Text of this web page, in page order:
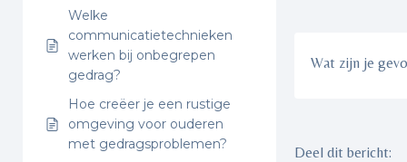
Welke
communicatietechnieken
werken bij onbegrepen
gedrag?
Hoe creëer je een rustige
omgeving voor ouderen
met gedragsproblemen?
Wat zijn je
Deel dit bericht: